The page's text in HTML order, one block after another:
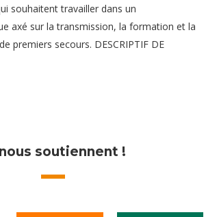
souhaitent travailler dans un
axé sur la transmission, la formation et la
premiers secours. DESCRIPTIF DE
soutiennent !